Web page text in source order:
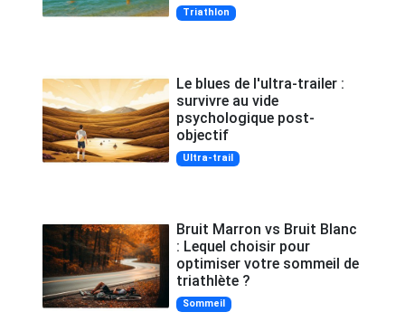
Triathlon
Le blues de l'ultra-trailer :
survivre au vide
psychologique post-
objectif
Ultra-trail
Bruit Marron vs Bruit Blanc
: Lequel choisir pour
optimiser votre sommeil de
triathlète ?
Sommeil